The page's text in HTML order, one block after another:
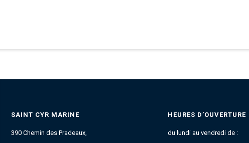
SAINT CYR MARINE
390 Chemin des Pradeaux,
HEURES D’OUVERTURE
du lundi au vendredi de :